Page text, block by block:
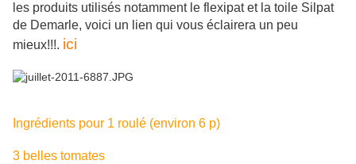
les produits utilisés notamment le flexipat et la toile Silpat
de Demarle, voici un lien qui vous éclairera un peu
mieux!!!. ici
Ingrédients pour 1 roulé (environ 6 p)
3 belles tomates